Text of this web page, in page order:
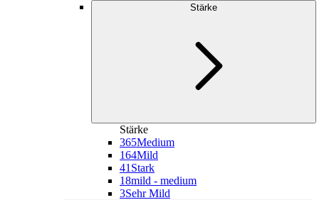
Stärke
Stärke
365Medium
164Mild
41 Stark
18mild - medium
3Sehr Mild